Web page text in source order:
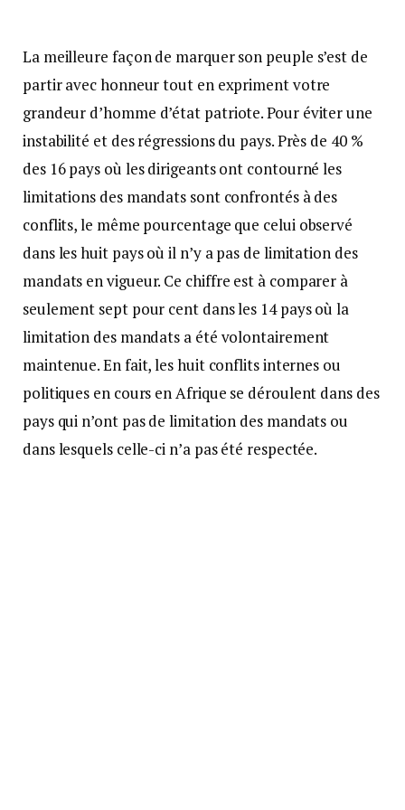
La meilleure façon de marquer son peuple s’est de
partir avec honneur tout en expriment votre
grandeur d’homme d’état patriote. Pour éviter une
instabilité et des régressions du pays. Près de 40 %
des 16 pays où les dirigeants ont contourné les
limitations des mandats sont confrontés à des
conflits, le même pourcentage que celui observé
dans les huit pays où il n’y a pas de limitation des
mandats en vigueur. Ce chiffre est à comparer à
seulement sept pour cent dans les 14 pays où la
limitation des mandats a été volontairement
maintenue. En fait, les huit conflits internes ou
politiques en cours en Afrique se déroulent dans des
pays qui n’ont pas de limitation des mandats ou
dans lesquels celle-ci n’a pas été respectée.